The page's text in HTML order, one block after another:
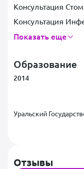
Консультация
Консультация
Показать еще
Образование
2014
Уральский
Отзывы